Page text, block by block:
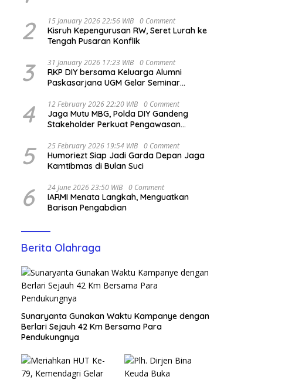
2 15 January 2026 22:56 WIB 0 Comment
Kisruh Kepengurusan RW, Seret Lurah ke
Tengah Pusaran Konflik
3 31 January 2026 17:23 WIB 0 Comment
RKP DIY bersama Keluarga Alumni
Paskasarjana UGM Gelar Seminar
4 12 February 2026 22:20 WIB 0 Comment
Jaga Mutu MBG, Polda DIY Gandeng
Stakeholder Perkuat Pengawasan
5 25 February 2026 19:54 WIB 0 Comment
Humoriezt Siap Jadi Garda Depan Jaga
Kamtibmas di Bulan Suci
6 24 June 2026 23:50 WIB 0 Comment
IARMI Menata Langkah, Menguatkan
Barisan Pengabdian
Berita Olahraga
Sunaryanta Gunakan Waktu Kampanye dengan
Berlari Sejauh 42 Km Bersama Para
Pendukungnya